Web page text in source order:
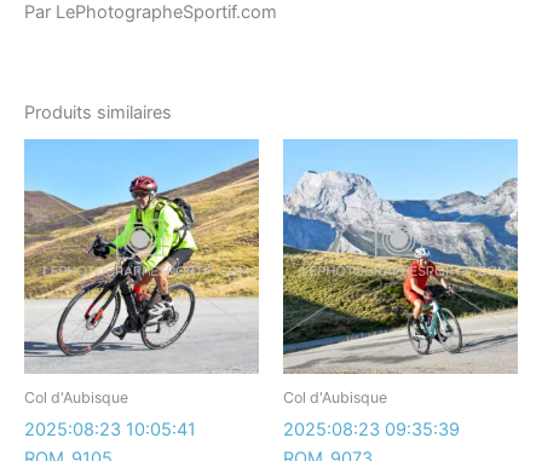
Par LePhotographeSportif.com
Produits similaires
Col d'Aubisque
2025:08:23 10:05:41
Col d'Aubisque
2025:08:23 09:35:39